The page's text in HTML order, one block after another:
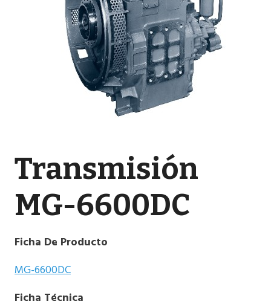
Transmisión
MG-6600DC
Ficha De Producto
MG-6600DC
Ficha Técnica